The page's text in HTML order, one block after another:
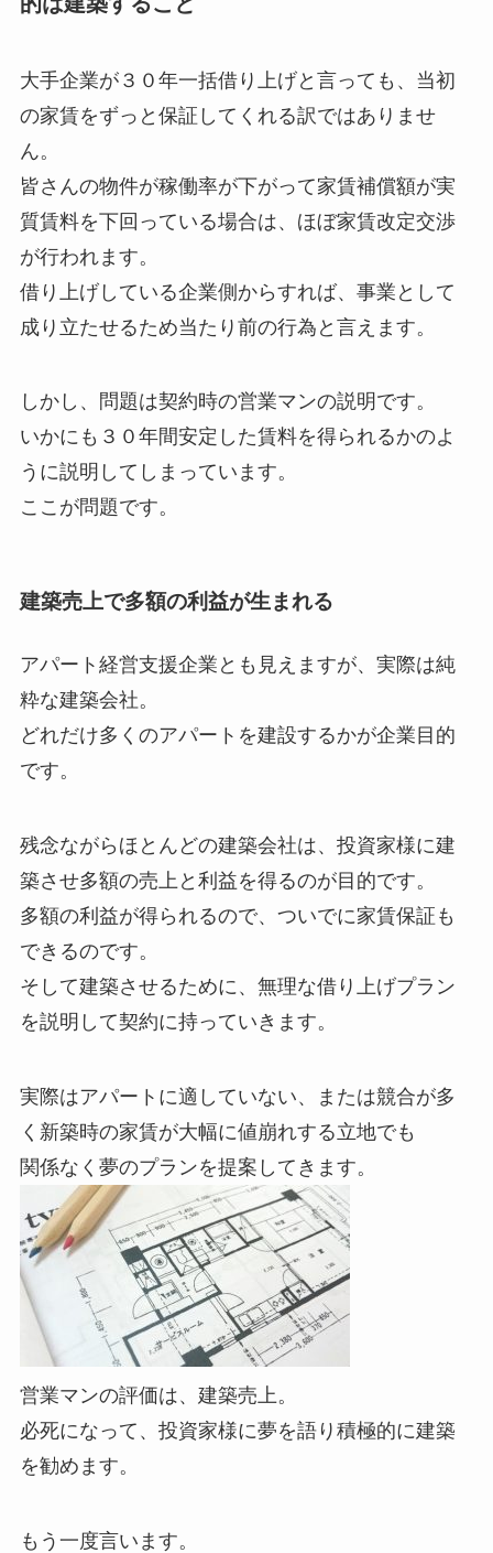
大手企業が３０年一括借り上げと言っても、当初
の家賃をずっと保証してくれる訳ではありませ
ん。
皆さんの物件が稼働率が下がって家賃補償額が実
質賃料を下回っている場合は、ほぼ家賃改定交渉
が行われます。
借り上げしている企業側からすれば、事業として
成り立たせるため当たり前の行為と言えます。
しかし、問題は契約時の営業マンの説明です。
いかにも３０年間安定した賃料を得られるかのよ
うに説明してしまっています。
ここが問題です。
建築売上で多額の利益が生まれる
アパート経営支援企業とも見えますが、実際は純
粋な建築会社。
どれだけ多くのアパートを建設するかが企業目的
です。
残念ながらほとんどの建築会社は、投資家様に建
築させ多額の売上と利益を得るのが目的です。
多額の利益が得られるので、ついでに家賃保証も
できるのです。
そして建築させるために、無理な借り上げプラン
を説明して契約に持っていきます。
実際はアパートに適していない、または競合が多
く新築時の家賃が大幅に値崩れする立地でも
関係なく夢のプランを提案してきます。
営業マンの評価は、建築売上。
必死になって、投資家様に夢を語り積極的に建築
を勧めます。
もう一度言います。